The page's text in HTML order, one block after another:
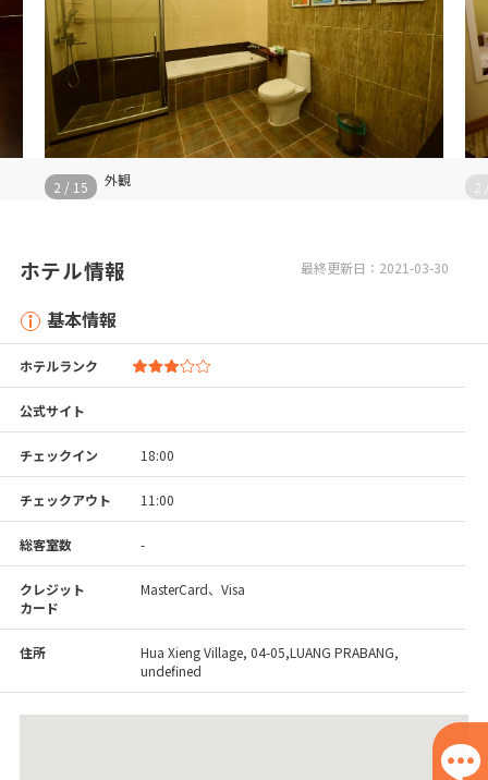
外観
2 / 15 2
最終更新日：2021-03-30
ホテル情報
基本情報
ホテルランク
公式サイト
チェックイン 18:00
チェックアウト 11:00
総客室数 -
クレジット
カード
MasterCard、Visa
住所
Hua Xieng Village, 04-05,LUANG PRABANG,
undefined